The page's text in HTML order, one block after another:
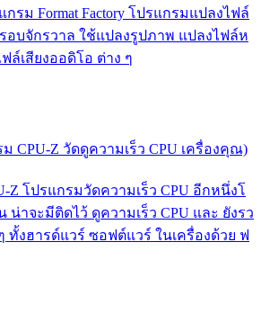
รม Format Factory โปรแกรมแปลงไฟล์
อบจักรวาล ใช้แปลงรูปภาพ แปลงไฟล์ห
ล์เสียงออดิโอ ต่าง ๆ
CPU-Z วัดดูความเร็ว CPU เครื่องคุณ)
Z โปรแกรมวัดความเร็ว CPU อีกหนึ่งโ
าจะมีติดไว้ ดูความเร็ว CPU และ ยังรว
ทั้งฮารด์แวร์ ซอฟต์แวร์ ในเครื่องด้วย ฟ